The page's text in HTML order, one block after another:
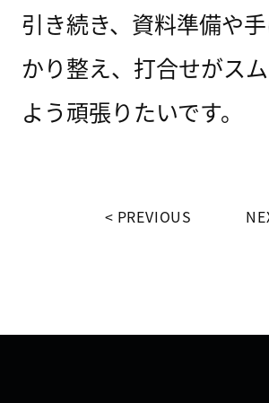
引き続き、資料準備や
かり整え、打合せがス
よう頑張りたいです。
PREVIOUS